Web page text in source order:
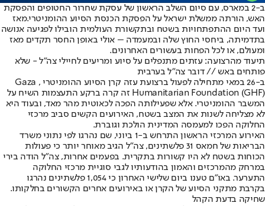
ב-2 במארס, עם סיום השלב הראשון של עסקת שחרור החטופים והפסקת
האש, הורתה ממשלת ישראל על הפסקת הכנסת הסיוע ההומניטרי.מאז
ועד היום ההתפתחויות בשטח ובתקשורת העולמית הובילו לפגיעה אנושה
בתדמיתה, ביחסי החוץ שלה ובמעמדה – אולי באופן החסר תקדים מאז
ומעולם, או לכל הפחות בעשורים האחרונים.
תיעוד מהרצועה: עזתים מתנפלים על סיוע ומריעים לחיילי צה"ל - שלא
פותחים באש // דובר צה"ל בערבית
ב-26 במאי מתחילה לפעול ברצועת עזה קרן הסיוע ההומניטרי , Gaza
Humanitarian Foundation (GHF) זה קרה ברקע התעצמות השיח על
המשבר ההומניטרי. אלא שפעילותה הפכה לכאוטית מהר מאד, ובעוד היא
לא מצליחה לשנות את המצב בשטח, האירועים הקשים סביב מרכזי
החלוקה הפכו למעמסה המדינית הולכת וגוברת.
האירוע המרכזי הראשון התרחש ב-1 ביוני, שם נהרגו לפי נתוני משרד
הבריאות של חמאס 31 פלשתינים, צה"ל הגיב מאוחר יותר כי פעולות
הכוחות בשטח לא היו קשורות בתקרית. בפעמים אחרות, צה"ל הודה בירי
במרחק מהמרכזים והאמון בהודעותיו לגבי סוגיית מרכזי החלוקה
התערער. באו"ם טענו ביום שלישי האחרון כי 1,054 פלשתינים נהרגו
בקרבת מתקני הסיוע של הקרן או באירועים אחרים הקשורים בחלקותו.
שחיקה בדעת הקהל